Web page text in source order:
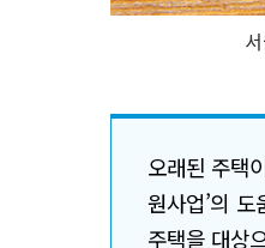
오래된 주택
원사업’의
주택을 대상